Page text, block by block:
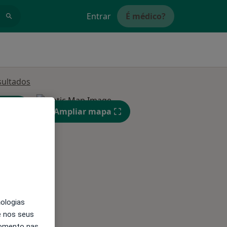
Entrar É médico?
10 Ago
Ampliar mapa
nos seus